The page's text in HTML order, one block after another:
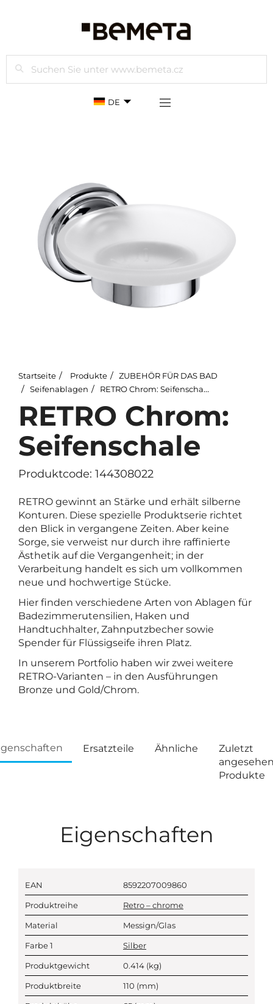
Suchen
DE
Startseite Produkte
ZUBEHÖR FÜR DAS BAD
Seifenablagen
RETRO Chrom: Seifenschale
RETRO Chrom:
Seifenschale
Produktcode: 144308022
RETRO gewinnt an Stärke und erhält silberne
Konturen. Diese spezielle Produktserie richtet
den Blick in vergangene Zeiten. Aber keine
Sorge, sie verweist nur durch ihre raffinierte
Ästhetik auf die Vergangenheit; in der
Verarbeitung handelt es sich um vollkommen
neue und hochwertige Stücke.
Hier finden verschiedene Arten von Ablagen für
Badezimmerutensilien, Haken und
Handtuchhalter, Zahnputzbecher sowie
Spender für Flüssigseife ihren Platz.
In unserem Portfolio haben wir zwei weitere
RETRO-Varianten – in den Ausführungen
Bronze und Gold/Chrom.
Ersatzteile Ähnliche
Zuletzt
Produkte
Eigenschaften
EAN 8592207009860
Produktreihe Retro – chrome
Material Messign/Glas
Farbe 1 Silber
Produktgewicht 0.414 (kg)
Produktbreite 110 (mm)